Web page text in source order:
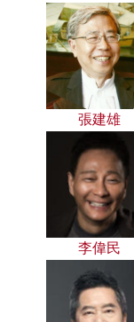
張建雄
李偉民